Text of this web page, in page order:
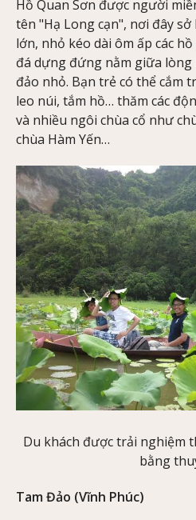
Hồ Quan Sơn được người
tên "Hạ Long cạn", nơi đây
lớn, nhỏ kéo dài ôm ấp các
đá dựng đứng nằm giữa lòng
đảo nhỏ. Bạn trẻ có thể cắm
leo núi, tắm hồ… thăm các
và nhiều ngôi chùa cổ như
chùa Hàm Yến…
Du khách được trải nghiệm
bằng
Tam Đảo (Vĩnh Phúc)